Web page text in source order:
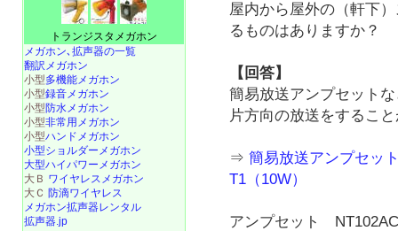
屋内から屋外の（軒下
るものはありますか？
【回答】
簡易放送アンプセット
片方向の放送をするこ
⇒簡易放送アンプセッ
T1（10W）
アンプセット
トランジスタメガホン
メガホン､拡声器の一覧
翻訳メガホン
小型多機能メガホン
小型録音メガホン
小型防水メガホン
小型非常用メガホン
小型ハンドメガホン
小型ショルダーメガホン
大型ハイパワーメガホン
大Ｂ ワイヤレスメガホン
大Ｃ 防滴ワイヤレス
メガホン拡声器レンタル
拡声器.jp